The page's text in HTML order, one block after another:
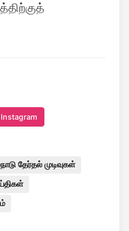
Instagram
தேர்தல் முடிவுகள்